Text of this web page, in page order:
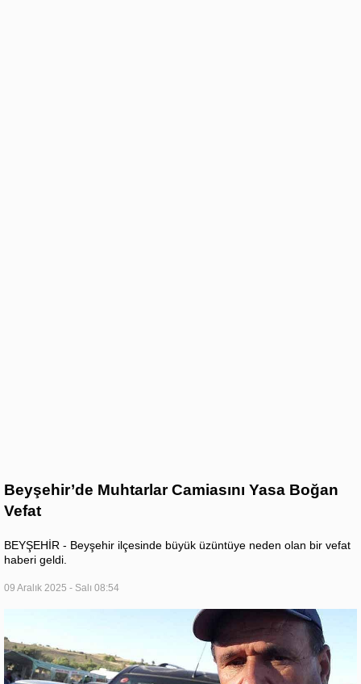
Beyşehir’de Muhtarlar Camiasını Yasa Boğan
Vefat
BEYŞEHİR - Beyşehir ilçesinde büyük üzüntüye neden olan bir vefat
haberi geldi.
09 Aralık 2025 - Salı 08:54